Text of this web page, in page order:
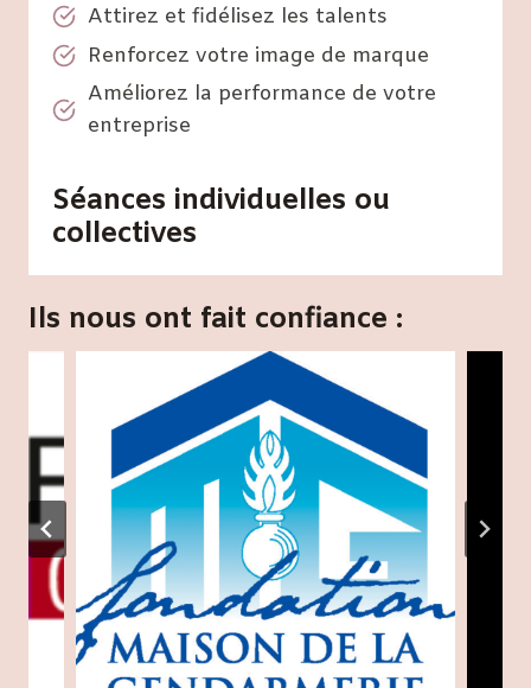
Attirez et fidélisez les talents
Renforcez votre image de marque
Améliorez la performance de votre
entreprise
Séances individuelles ou
collectives
Ils nous ont fait confiance :